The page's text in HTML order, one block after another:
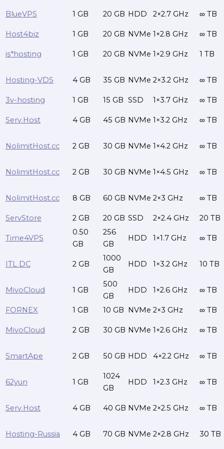
BlueVPS 1 GB 20 GB HDD 2×2.7 GHz ∞ TB
Host4biz 1 GB 20 GB NVMe 1×2.8 GHz ∞ TB
is*hosting 1 GB 20 GB NVMe 1×2.9 GHz 1 TB
Hosting-VDS 4 GB 35 GB NVMe 2×3.2 GHz ∞ TB
3v-hosting 1 GB 15 GB SSD 1×3.7 GHz ∞ TB
Serv.Host 4 GB 45 GB NVMe 1×3.2 GHz ∞ TB
NolimitHost.cc 2 GB 30 GB NVMe 1×4.2 GHz ∞ TB
NolimitHost.cc 2 GB 30 GB NVMe 1×4.5 GHz ∞ TB
NolimitHost.cc 8 GB 60 GB NVMe 2×3 GHz ∞ TB
ServStore 2 GB 20 GB SSD 2×2.4 GHz 20 TB
Time4VPS
0.50
GB
256
GB
HDD 1×1.7 GHz ∞ TB
ITL DC 2 GB
1000
GB
HDD 1×3.2 GHz 10 TB
MivoCloud 1 GB
500
GB
HDD 1×2.6 GHz ∞ TB
FORNEX 1 GB 10 GB NVMe 2×3 GHz ∞ TB
MivoCloud 2 GB 30 GB NVMe 1×2.6 GHz ∞ TB
SmartApe 2 GB 50 GB HDD 4×2.2 GHz ∞ TB
62yun 1 GB
1024
GB
HDD 1×2.3 GHz ∞ TB
Serv.Host 4 GB 40 GB NVMe 2×2.5 GHz ∞ TB
Hosting-Russia 4 GB 70 GB NVMe 2×2.8 GHz 30 TB